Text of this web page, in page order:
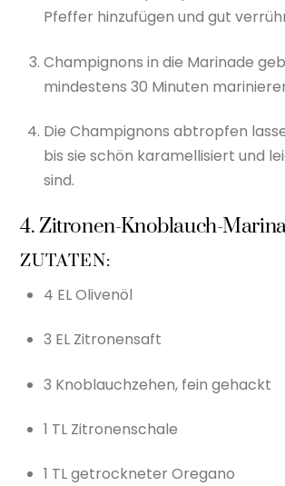
Pfeffer hinzufügen und gut
Champignons in die Marinade
mindestens 30 Minuten
Die Champignons abtropfen
bis sie schön karamellisiert und
sind.
4. Zitronen-Knoblauch-
ZUTATEN:
4 EL Olivenöl
3 EL Zitronensaft
3 Knoblauchzehen, fein gehackt
1 TL Zitronenschale
1 TL getrockneter Oregano